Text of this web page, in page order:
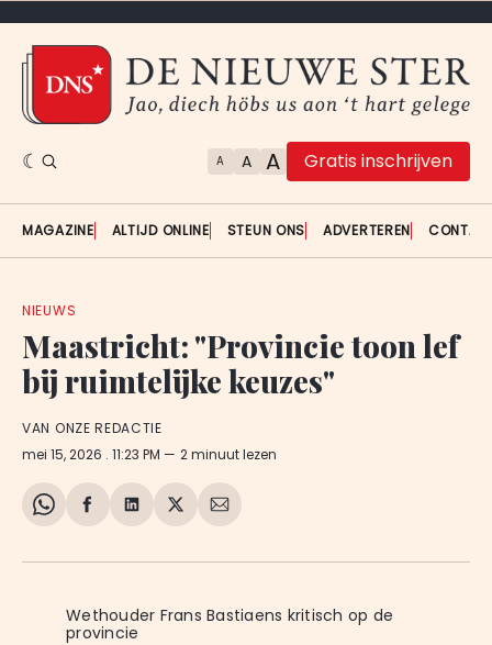
A A A Gratis inschrijven
MAGAZINE ALTIJD ONLINE STEUN ONS ADVERTEREN
NIEUWS
Maastricht: "Provincie toon lef
bij ruimtelijke keuzes"
VAN ONZE REDACTIE
mei 15, 2026 . 11:23 PM 2 minuut lezen
Share
WhatsApp
Delen
Facebook
Delen
LinkedIn
Share
X
Deel
E-
Wethouder Frans Bastiaens kritisch op de
provincie